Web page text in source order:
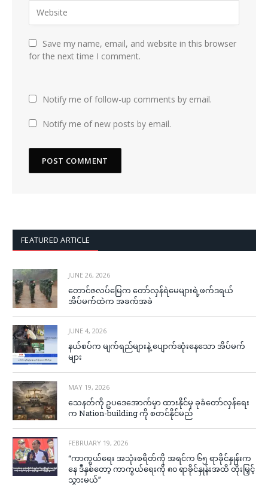
Save my name, email, and website in this browser
for the next time I comment.
Notify me of follow-up comments by email.
Notify me of new posts by email.
FEATURED ARTICLE
JUNE 26, 2026
တောင်ဇလပ်မြေက တော်လှန်ရဲမေများရဲ့ဖက်ဒရယ်
အိပ်မက်ထဲက အခက်အခဲ
JUNE 4, 2026
နယ်စပ်က မျက်ရည်များနဲ့ ပျောက်ဆုံးနေသော အိပ်မက်
များ
MAY 19, 2026
သေနတ်ကို ဥပဒေအောက်မှာ ထားနိုင်မှ ခုခံတော်လှန်ရေး
က Nation-building ကို စတင်နိုင်မည်
FEBRUARY 19, 2026
“ကာကွယ်ရေး အသုံးစရိတ်ကို အရင်က ၆၅ ရာခိုင်နှုန်းက
နေ ဒီနှစ်တော့ ကာကွယ်ရေးကို ၈၀ ရာခိုင်နှုန်းအထိ တိုးမြှင့်
သွားမယ်”